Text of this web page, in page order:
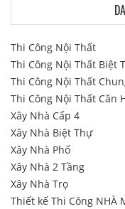
Thi Công Nội Thất
Thi Công Nội Thất Biệt
Thi Công Nội Thất
Thi Công Nội Thất Căn
Xây Nhà Cấp 4
Xây Nhà Biệt Thự
Xây Nhà Phố
Xây Nhà 2 Tầng
Xây Nhà Trọ
Thiết kế Thi Công NHÀ